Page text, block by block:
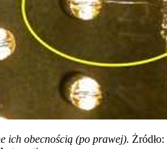
ich obecnością (po prawej). Żródło: